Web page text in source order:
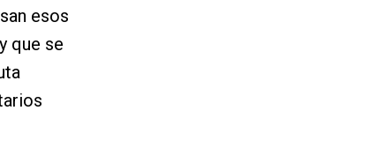
esos
que se